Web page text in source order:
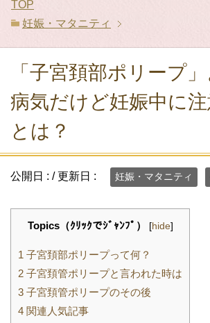
TOP
妊娠・マタニティ
「子宮頚部ポリープ
病気だけど妊娠中に注
とは？
公開日 : / 更新日 : 妊娠・マタニティ
Topics（ｸﾘｯｸでｼﾞｬﾝﾌﾟ） [hide]
1 子宮頚部ポリープって何？
2 子宮頚管ポリープと言われた時は
3 子宮頚管ポリープのその後
4 関連人気記事